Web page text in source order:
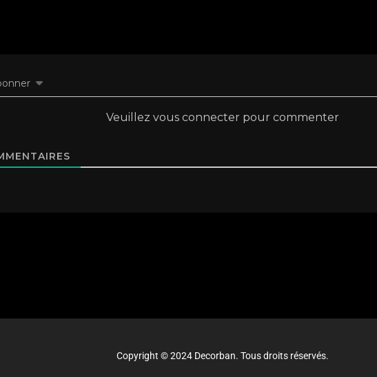
Veuillez vous connecter pour commenter
Copyright © 2024 Decorban. Tous droits réservés.